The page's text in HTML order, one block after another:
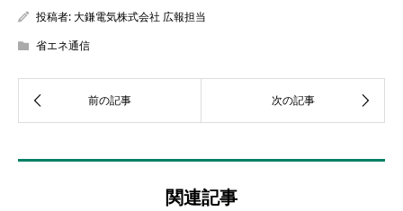
投稿者:大鎌電気株式会社 広報担当
省エネ通信
関連記事